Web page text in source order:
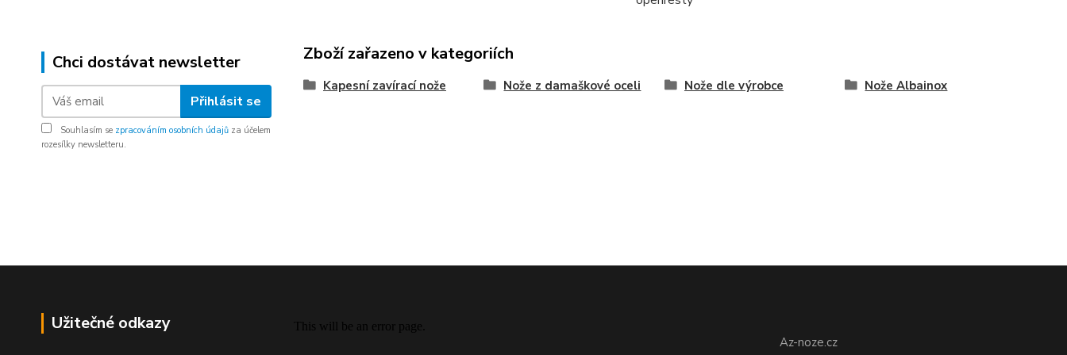
Chci dostávat newsletter
Přihlásit se
Souhlasím se zpracováním osobních údajů za účelem
rozesílky newsletteru.
Zboží zařazeno v kategoriích
Kapesní zavírací nože Nože z damaškové oceli Nože dle výrobce Nože Albainox
Užitečné odkazy
Az-noze.cz